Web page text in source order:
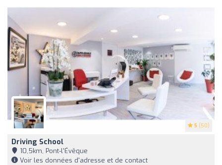
5 (50)
Driving School
10,5km, Pont-l'Évêque
Voir les données d'adresse et de contact